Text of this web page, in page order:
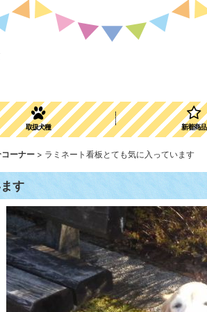
取扱犬種 新着商品
ーナー > ラミネート看板とても気に入っています
す